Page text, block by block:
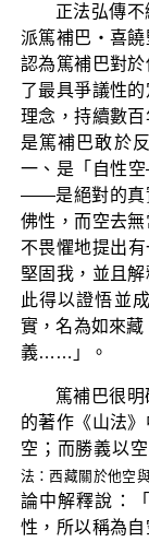
正法弘傳
派篤補巴‧喜饒
認為篤補巴對
了最具爭議性
理念，持續數
是篤補巴敢於
一、是「自性
——是絕對的真
佛性，而空去
不畏懼地提出
堅固我，並且
此得以證悟並
實，名為如來藏
義……」。
篤補巴很
的著作《山法
空；而勝義以空
法：西藏關於他空
論中解釋說：
性，所以稱為